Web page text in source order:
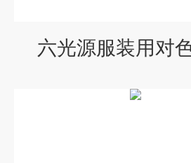
六光源服装用对